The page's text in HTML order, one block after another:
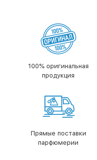
100% оригинальная
продукция
Прямые поставки
парфюмерии